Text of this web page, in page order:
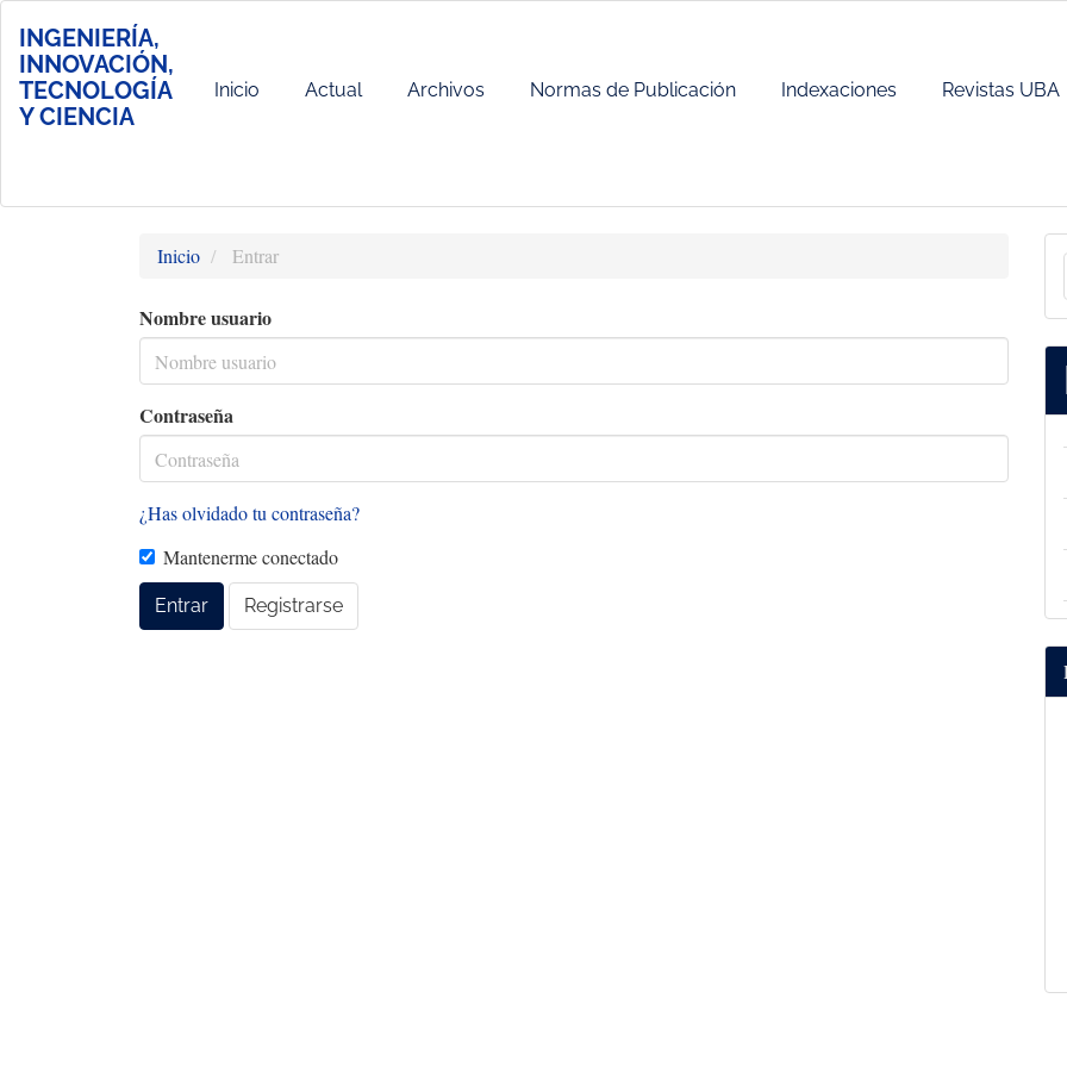
principal
Contenido
principal
Barra
INGENIERÍA,
INNOVACIÓN,
TECNOLOGÍA
Y CIENCIA
Inicio Actual Archivos Normas de Publicación Indexaciones Revistas UBA
Inicio Entrar
Nombre usuario
Contraseña
¿Has olvidado tu contraseña?
Mantenerme conectado
Entrar Registrarse